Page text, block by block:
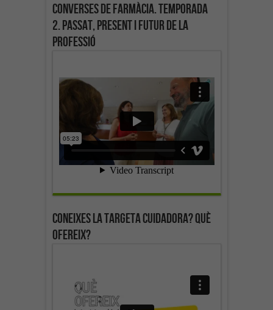
Converses de farmàcia. Temporada
2. Passat, present i futur de la
professió
Coneixes la targeta cuidadora? Què
ofereix?